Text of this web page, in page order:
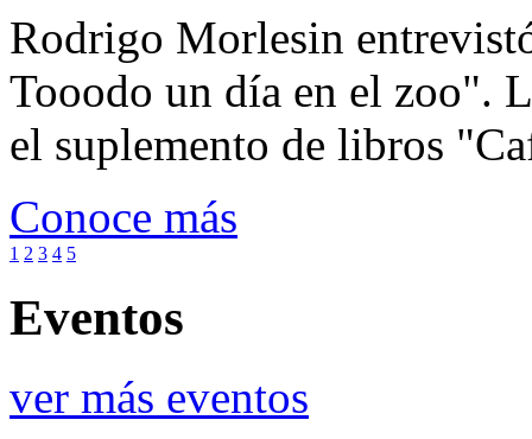
Rodrigo Morlesin
Tooodo un día en el zoo".
el suplemento de libros
Conoce más
1 2 3 4 5
Eventos
ver más eventos